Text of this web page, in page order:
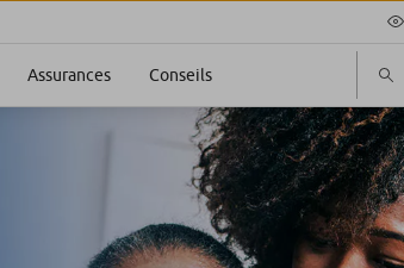
Assurances Conseils